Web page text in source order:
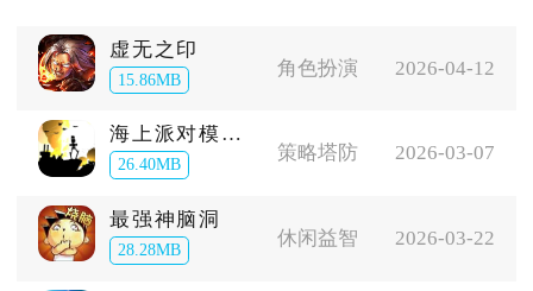
虚无之印
15.86MB
角色扮演 2026-04-12
海上派对模拟器
26.40MB
策略塔防 2026-03-07
最强神脑洞
28.28MB
休闲益智 2026-03-22